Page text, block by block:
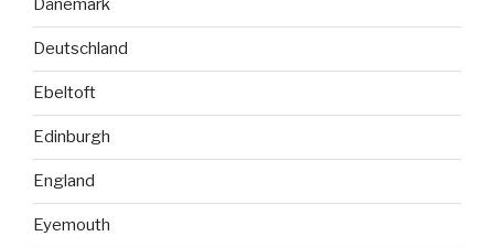
Dänemark
Deutschland
Ebeltoft
Edinburgh
England
Eyemouth